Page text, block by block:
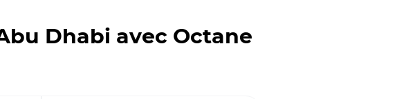
Dhabi avec Octane